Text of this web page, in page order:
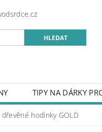
TIPY NA DÁRKY
OBLEČENÍhodinky GOLD